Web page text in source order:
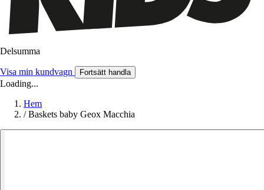
Delsumma
Visa min kundvagn Fortsätt handla
Loading...
Hem
/ Baskets baby Geox Macchia